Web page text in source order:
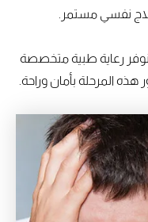
رعاية طبية متخصصة
المرحلة بأمان وراحة.